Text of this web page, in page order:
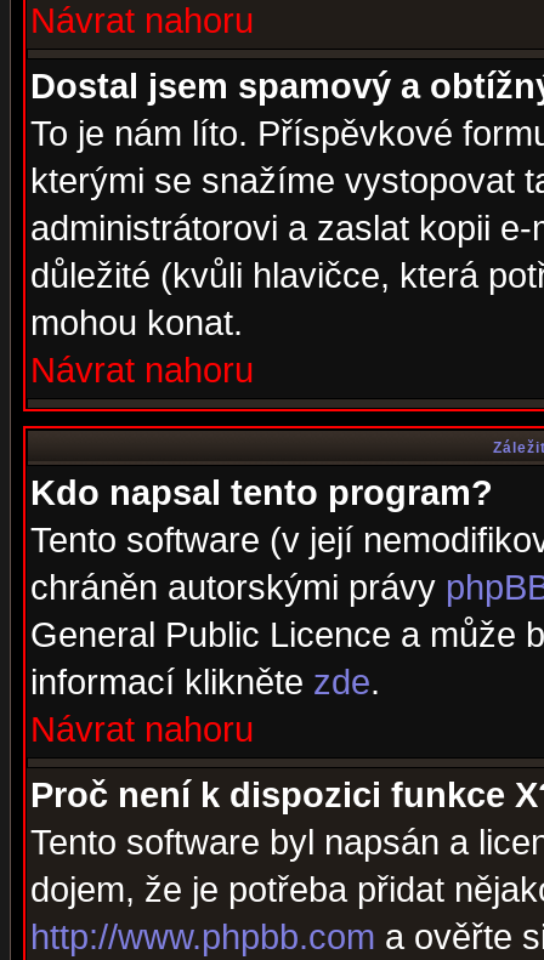
Návrat nahoru
Dostal jsem spamový a
To je nám líto. Příspěvkové
kterými se snažíme vystopovat
administrátorovi a zaslat kopii
důležité (kvůli hlavičce, která
mohou konat.
Návrat nahoru
Kdo napsal tento program?
Tento software (v její
chráněn autorskými právy
General Public Licence a může
informací klikněte zde.
Návrat nahoru
Proč není k dispozici funkce
Tento software byl napsán a
dojem, že je potřeba přidat
http://www.phpbb.com a ověřte